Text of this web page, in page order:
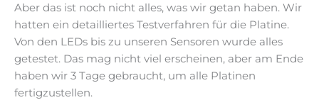
Aber das ist noch nicht alles, was wir getan haben. Wir
hatten ein detailliertes Testverfahren für die Platine.
Von den LEDs bis zu unseren Sensoren wurde alles
getestet. Das mag nicht viel erscheinen, aber am Ende
haben wir 3 Tage gebraucht, um alle Platinen
fertigzustellen.